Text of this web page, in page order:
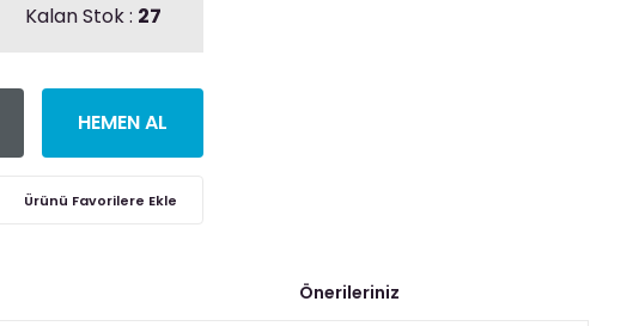
Kalan Stok : 27
HEMEN AL
Önerileriniz